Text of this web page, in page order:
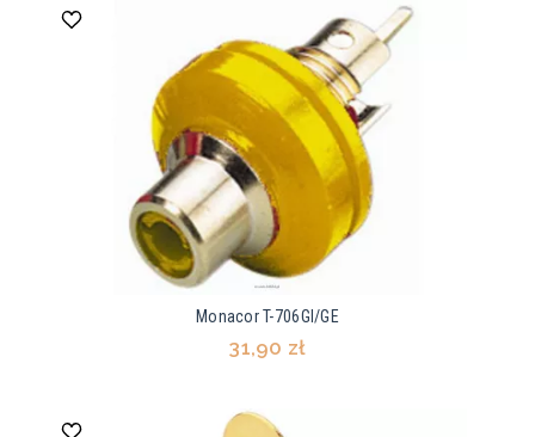
Monacor T-706GI/GE
31,90 zł